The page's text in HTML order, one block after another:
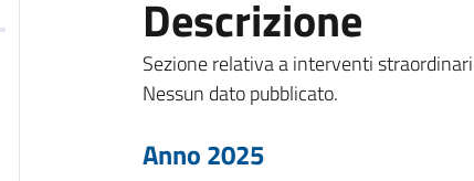
Descrizione
Sezione relativa a interventi
Nessun dato pubblicato.
Anno 2025